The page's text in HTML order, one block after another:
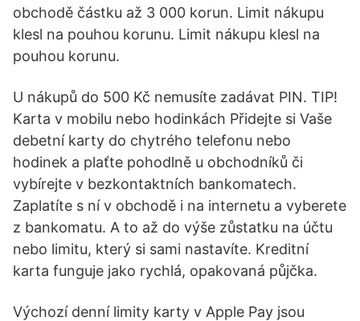
obchodě částku až 3 000 korun. Limit nákupu
klesl na pouhou korunu. Limit nákupu klesl na
pouhou korunu.
U nákupů do 500 Kč nemusíte zadávat PIN. TIP!
Karta v mobilu nebo hodinkách Přidejte si Vaše
debetní karty do chytrého telefonu nebo
hodinek a plaťte pohodlně u obchodníků či
vybírejte v bezkontaktních bankomatech.
Zaplatíte s ní v obchodě i na internetu a vyberete
z bankomatu. A to až do výše zůstatku na účtu
nebo limitu, který si sami nastavíte. Kreditní
karta funguje jako rychlá, opakovaná půjčka.
Výchozí denní limity karty v Apple Pay jsou